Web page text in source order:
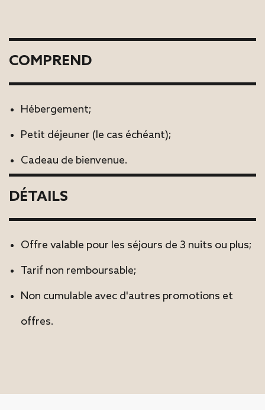
COMPREND
Hébergement;
Petit déjeuner (le cas échéant);
Cadeau de bienvenue.
DÉTAILS
Offre valable pour les séjours de 3 nuits ou plus;
Tarif non remboursable;
Non cumulable avec d'autres promotions et
offres.